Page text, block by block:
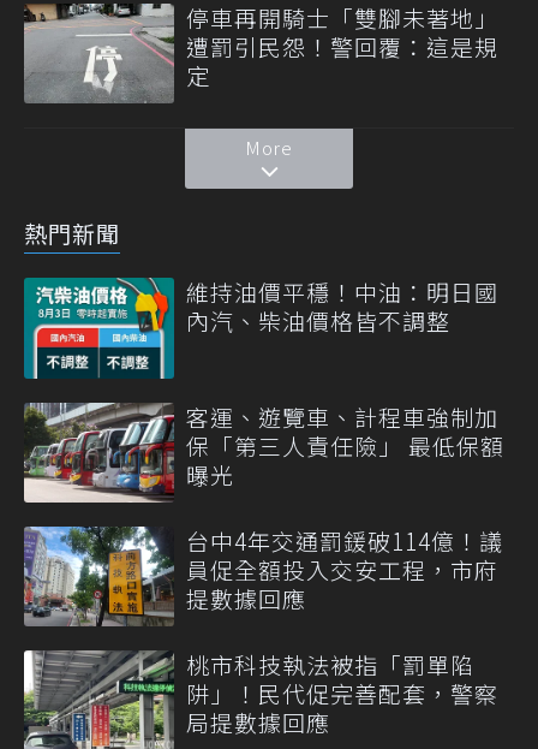
停車再開騎士「雙腳未著地」
遭罰引民怨！警回覆：這是規
定
More
熱門新聞
維持油價平穩！中油：明日國
內汽、柴油價格皆不調整
客運、遊覽車、計程車強制加
保「第三人責任險」 最低保額
曝光
台中4年交通罰鍰破114億！議
員促全額投入交安工程，市府
提數據回應
桃市科技執法被指「罰單陷
阱」！民代促完善配套，警察
局提數據回應